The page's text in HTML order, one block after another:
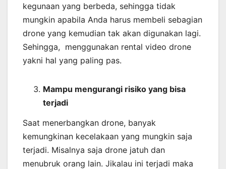
kegunaan yang berbeda, sehingga tidak
mungkin apabila Anda harus membeli sebagian
drone yang kemudian tak akan digunakan lagi.
Sehingga, menggunakan rental video drone
yakni hal yang paling pas.
Mampu mengurangi risiko yang bisa
terjadi
Saat menerbangkan drone, banyak
kemungkinan kecelakaan yang mungkin saja
terjadi. Misalnya saja drone jatuh dan
menubruk orang lain. Jikalau ini terjadi maka